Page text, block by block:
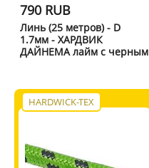
790 RUB
Линь (25 метров) - D
1.7мм - ХАРДВИК
ДАЙНЕМА лайм с черным
HARDWICK-TEX